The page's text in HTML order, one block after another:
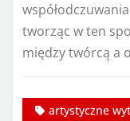
tworząc w ten
między twórcą a
artystyczne